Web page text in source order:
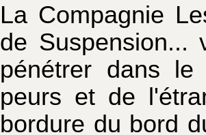
La Compagnie
de Suspension...
pénétrer dans le
peurs et de
bordure du bord